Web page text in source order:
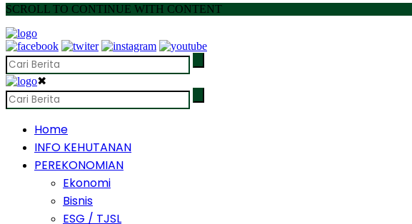
SCROLL TO CONTINUE WITH CONTENT
✖
Home
INFO KEHUTANAN
PEREKONOMIAN
Ekonomi
Bisnis
ESG / TJSL